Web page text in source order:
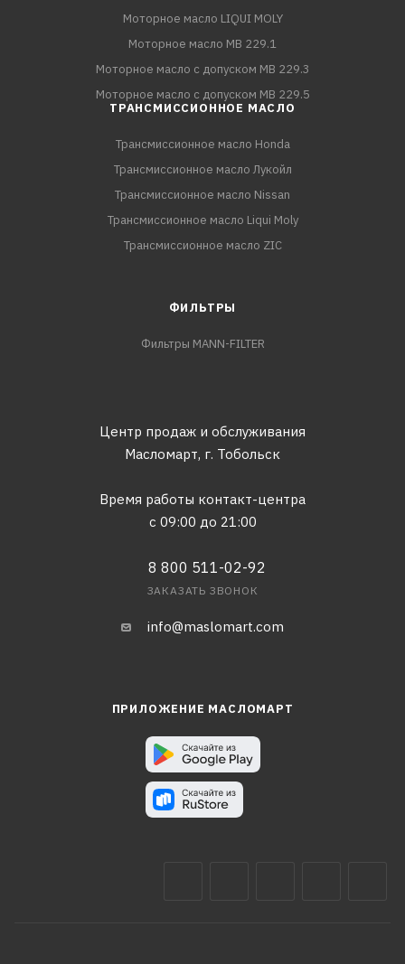
Моторное масло LIQUI MOLY
Моторное масло MB 229.1
Моторное масло с допуском MB 229.3
Моторное масло с допуском MB 229.5
ТРАНСМИССИОННОЕ МАСЛО
Трансмиссионное масло Honda
Трансмиссионное масло Лукойл
Трансмиссионное масло Nissan
Трансмиссионное масло Liqui Moly
Трансмиссионное масло ZIC
ФИЛЬТРЫ
Фильтры MANN-FILTER
Центр продаж и обслуживания
Масломарт, г. Тобольск
Время работы контакт-центра
с 09:00 до 21:00
8 800 511-02-92
ЗАКАЗАТЬ ЗВОНОК
info@maslomart.com
ПРИЛОЖЕНИЕ МАСЛОМАРТ